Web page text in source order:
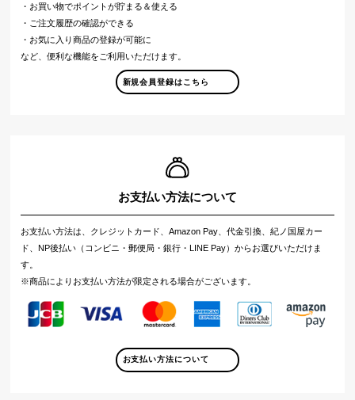
・お買い物でポイントが貯まる＆使える
・ご注文履歴の確認ができる
・お気に入り商品の登録が可能に
など、便利な機能をご利用いただけます。
新規会員登録はこちら
お支払い方法について
お支払い方法は、クレジットカード、Amazon Pay、代金引換、紀ノ国屋カー
ド、NP後払い（コンビニ・郵便局・銀行・LINE Pay）からお選びいただけま
す。
※商品によりお支払い方法が限定される場合がございます。
お支払い方法について